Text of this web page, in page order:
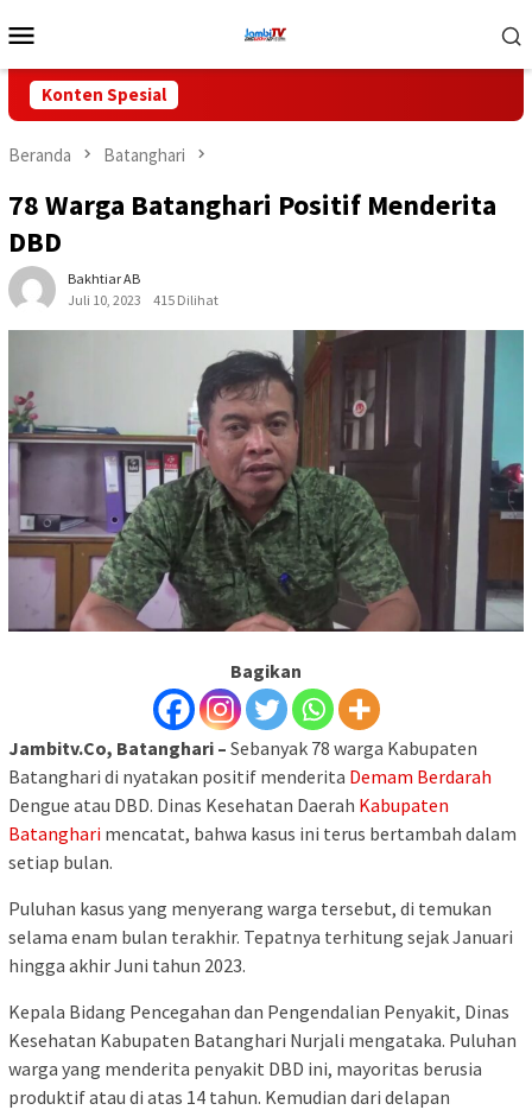
ke
Mobile
Konten Spesial
Beranda Batanghari
78 Warga Batanghari Positif Menderita
DBD
Bakhtiar AB
Juli 10, 2023
415 Dilihat
Bagikan
Jambitv.Co, Batanghari – Sebanyak 78 warga Kabupaten
Batanghari di nyatakan positif menderita Demam Berdarah
Dengue atau DBD. Dinas Kesehatan Daerah Kabupaten
Batanghari mencatat, bahwa kasus ini terus bertambah dalam
setiap bulan.
Puluhan kasus yang menyerang warga tersebut, di temukan
selama enam bulan terakhir. Tepatnya terhitung sejak Januari
hingga akhir Juni tahun 2023.
Kepala Bidang Pencegahan dan Pengendalian Penyakit, Dinas
Kesehatan Kabupaten Batanghari Nurjali mengataka. Puluhan
warga yang menderita penyakit DBD ini, mayoritas berusia
produktif atau di atas 14 tahun. Kemudian dari delapan